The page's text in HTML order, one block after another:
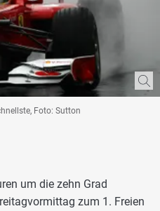
Foto: Sutton
um die zehn Grad
zum 1. Freien